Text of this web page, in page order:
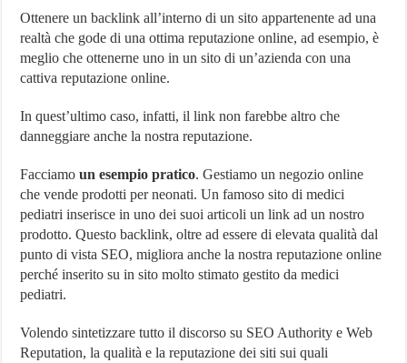
Ottenere un backlink all’interno di un sito appartenente ad una
realtà che gode di una ottima reputazione online, ad esempio, è
meglio che ottenerne uno in un sito di un’azienda con una
cattiva reputazione online.
In quest’ultimo caso, infatti, il link non farebbe altro che
danneggiare anche la nostra reputazione.
Facciamoun esempio pratico. Gestiamo un negozio online
che vende prodotti per neonati. Un famoso sito di medici
pediatri inserisce in uno dei suoi articoli un link ad un nostro
prodotto. Questo backlink, oltre ad essere di elevata qualità dal
punto di vista SEO, migliora anche la nostra reputazione online
perché inserito su in sito molto stimato gestito da medici
pediatri.
Volendo sintetizzare tutto il discorso su SEO Authority e Web
Reputation, la qualità e la reputazione dei siti sui quali